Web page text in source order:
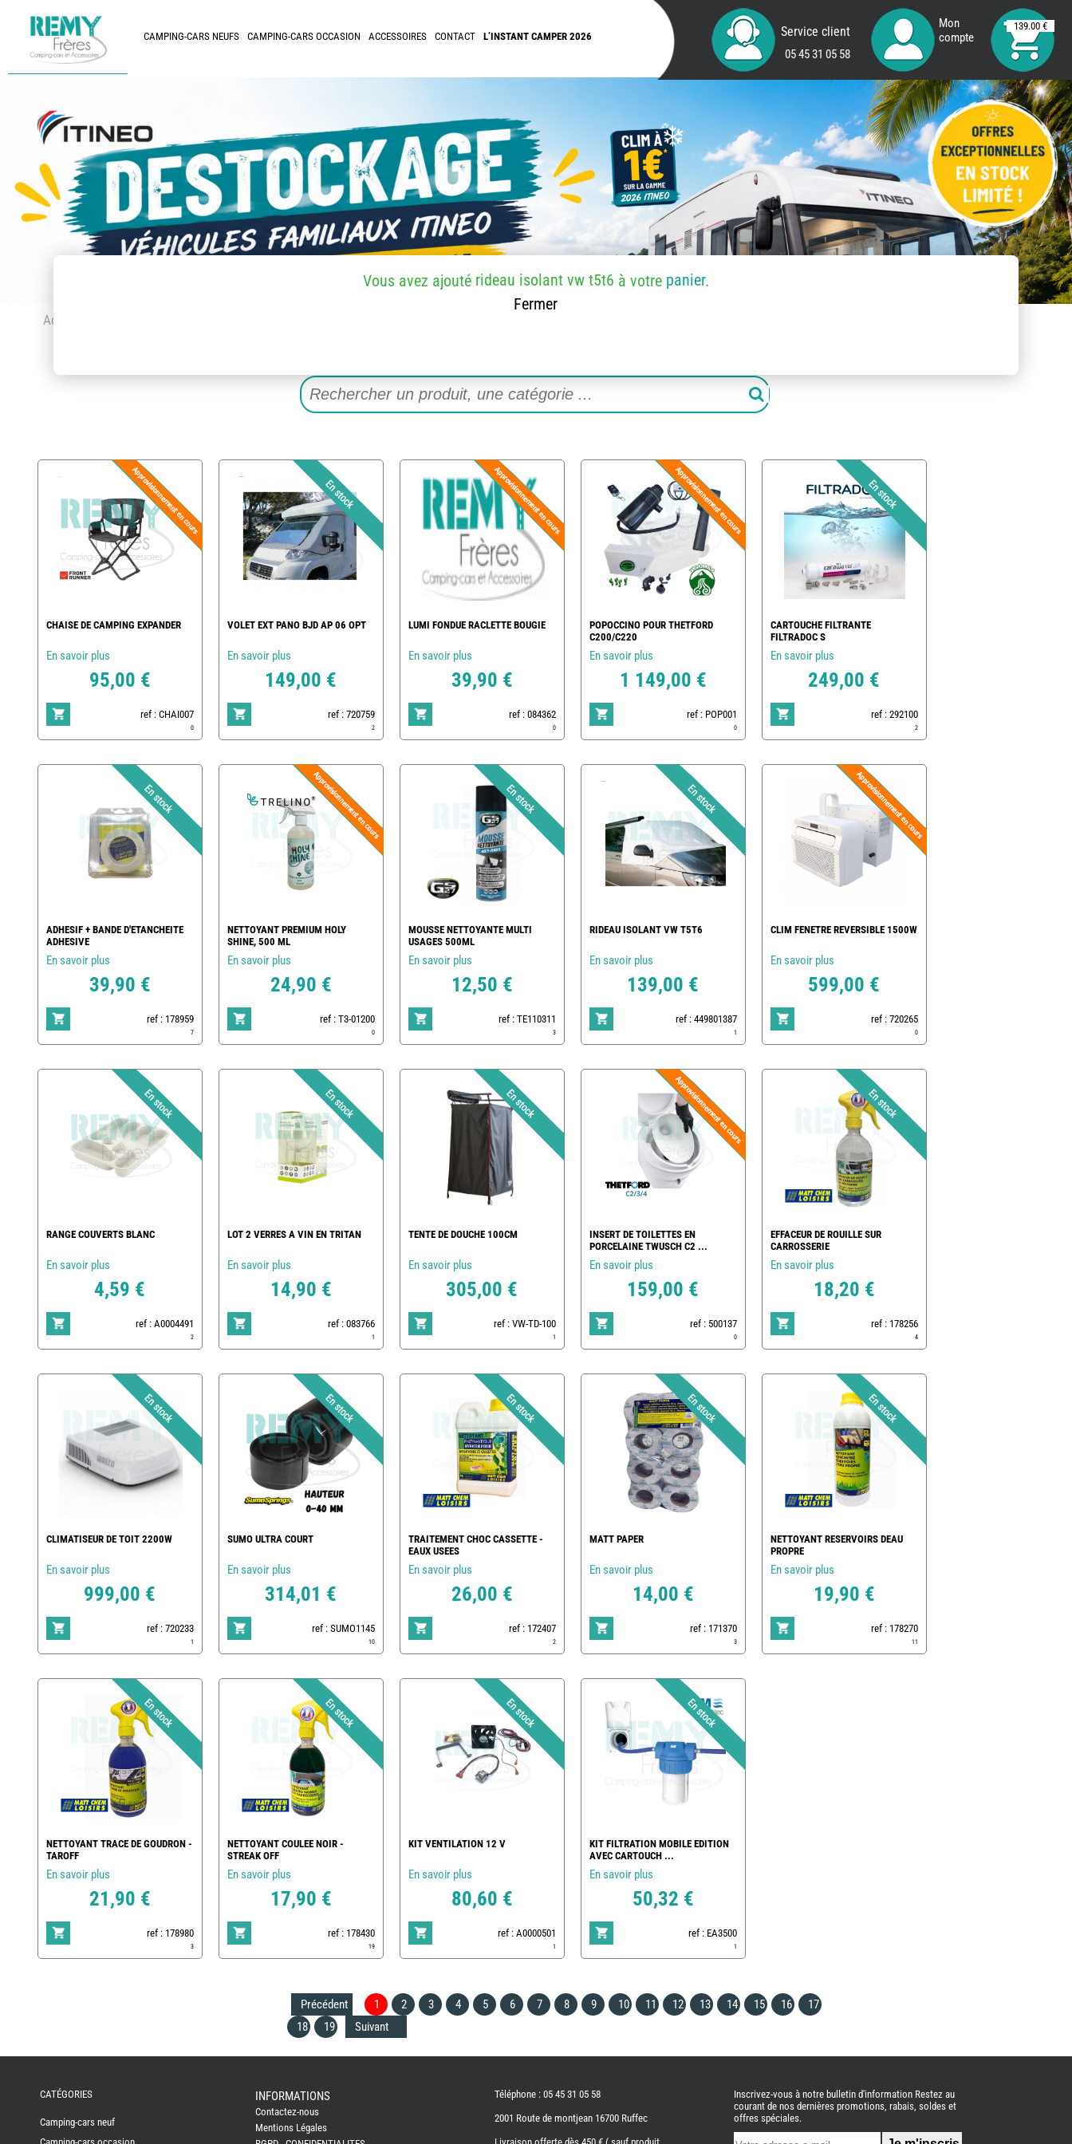
CAMPING-CARS NEUFS CAMPING-CARS OCCASION ACCESSOIRES CONTACT L’INSTANT CAMPER 2026 Service client
05 45 31 05 58
Mon
compte
139.00 €
Accueil
Vous avez ajouté rideau isolant vw t5t6 à votre panier.
Fermer
CHAISE DE CAMPING EXPANDER
En savoir plus
95,00 €
ref : CHAI007
0
VOLET EXT PANO BJD AP 06 OPT
En savoir plus
149,00 €
ref : 720759
2
LUMI FONDUE RACLETTE BOUGIE
En savoir plus
39,90 €
ref : 084362
0
POPOCCINO POUR THETFORD
C200/C220
En savoir plus
1 149,00 €
ref : POP001
0
CARTOUCHE FILTRANTE
FILTRADOC S
En savoir plus
249,00 €
ref : 292100
2
ADHESIF + BANDE D'ETANCHEITE
ADHESIVE
En savoir plus
39,90 €
ref : 178959
7
NETTOYANT PREMIUM HOLY
SHINE, 500 ML
En savoir plus
24,90 €
ref : T3-01200
0
MOUSSE NETTOYANTE MULTI
USAGES 500ML
En savoir plus
12,50 €
ref : TE110311
3
RIDEAU ISOLANT VW T5T6
En savoir plus
139,00 €
ref : 449801387
1
CLIM FENETRE REVERSIBLE 1500W
En savoir plus
599,00 €
ref : 720265
0
RANGE COUVERTS BLANC
En savoir plus
4,59 €
ref : A0004491
2
LOT 2 VERRES A VIN EN TRITAN
En savoir plus
14,90 €
ref : 083766
1
TENTE DE DOUCHE 100CM
En savoir plus
305,00 €
ref : VW-TD-100
1
INSERT DE TOILETTES EN
PORCELAINE TWUSCH C2 ...
En savoir plus
159,00 €
ref : 500137
0
EFFACEUR DE ROUILLE SUR
CARROSSERIE
En savoir plus
18,20 €
ref : 178256
4
CLIMATISEUR DE TOIT 2200W
En savoir plus
999,00 €
ref : 720233
1
SUMO ULTRA COURT
En savoir plus
314,01 €
ref : SUMO1145
10
TRAITEMENT CHOC CASSETTE -
EAUX USEES
En savoir plus
26,00 €
ref : 172407
2
MATT PAPER
En savoir plus
14,00 €
ref : 171370
3
NETTOYANT RESERVOIRS DEAU
PROPRE
En savoir plus
19,90 €
ref : 178270
11
NETTOYANT TRACE DE GOUDRON -
TAROFF
En savoir plus
21,90 €
ref : 178980
3
NETTOYANT COULEE NOIR -
STREAK OFF
En savoir plus
17,90 €
ref : 178430
19
KIT VENTILATION 12 V
En savoir plus
80,60 €
ref : A0000501
1
KIT FILTRATION MOBILE EDITION
AVEC CARTOUCH ...
En savoir plus
50,32 €
ref : EA3500
1
Précédent 1 2 3 4 5 6 7 8 9 10 11 12 13 14 15 16
17
18
19 Suivant
FRERESCATÉGORIES
Camping-cars neuf
INFORMATIONS
Contactez-nous
Mentions Légales
Téléphone : 05 45 31 05 58
2001 Route de montjean 16700 Ruffec
Inscrivez-vous à notre bulletin d'information Restez au
courant de nos dernières promotions, rabais, soldes et
offres spéciales.